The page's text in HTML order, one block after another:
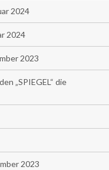
2024
2024
2023
„SPIEGEL“ die
2023